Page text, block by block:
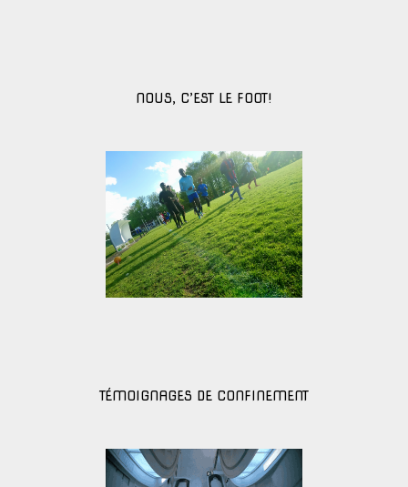
NOUS, C’EST LE FOOT!
TÉMOIGNAGES DE CONFINEMENT